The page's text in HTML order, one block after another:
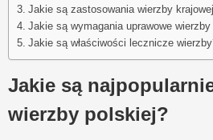
Jakie są zastosowania wierzby
Jakie są wymagania uprawowe
Jakie są właściwości lecznicze
Jakie są
wierzby polskiej?